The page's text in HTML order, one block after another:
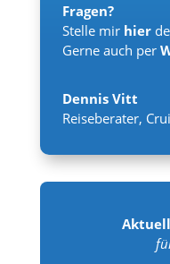
Fragen?
Stelle mir hier
Gerne auch per
Dennis Vitt
Reiseberater,